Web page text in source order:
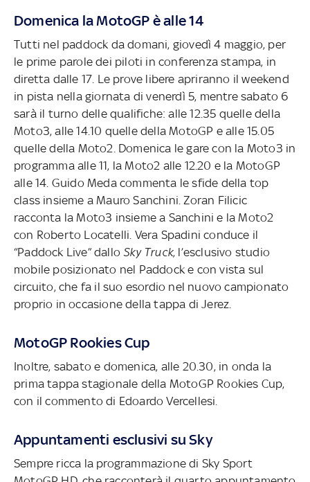
Domenica la MotoGP è alle 14
Tutti nel paddock da domani, giovedì 4 maggio, per
le prime parole dei piloti in conferenza stampa, in
diretta dalle 17. Le prove libere apriranno il weekend
in pista nella giornata di venerdì 5, mentre sabato 6
sarà il turno delle qualifiche: alle 12.35 quelle della
Moto3, alle 14.10 quelle della MotoGP e alle 15.05
quelle della Moto2. Domenica le gare con la Moto3 in
programma alle 11, la Moto2 alle 12.20 e la MotoGP
alle 14. Guido Meda commenta le sfide della top
class insieme a Mauro Sanchini. Zoran Filicic
racconta la Moto3 insieme a Sanchini e la Moto2
con Roberto Locatelli. Vera Spadini conduce il
“Paddock Live” dalloSky Truck, l’esclusivo studio
mobile posizionato nel Paddock e con vista sul
circuito, che fa il suo esordio nel nuovo campionato
proprio in occasione della tappa di Jerez.
MotoGP Rookies Cup
Inoltre, sabato e domenica, alle 20.30, in onda la
prima tappa stagionale della MotoGP Rookies Cup,
con il commento di Edoardo Vercellesi.
Appuntamenti esclusivi su Sky
Sempre ricca la programmazione di Sky Sport